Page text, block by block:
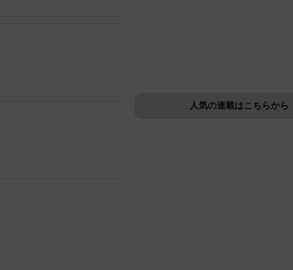
住人の方が乗ってく
高さにいるわけです
べく端の方でガード
て下さる方が多く、
人気の連載はこちらから